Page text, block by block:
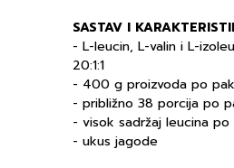
SASTAV I
- L-leucin, L-valin i L-
20:1:1
- 400 g proizvoda po
- približno 38 porcija po
- visok sadržaj leucina po
- ukus jagode